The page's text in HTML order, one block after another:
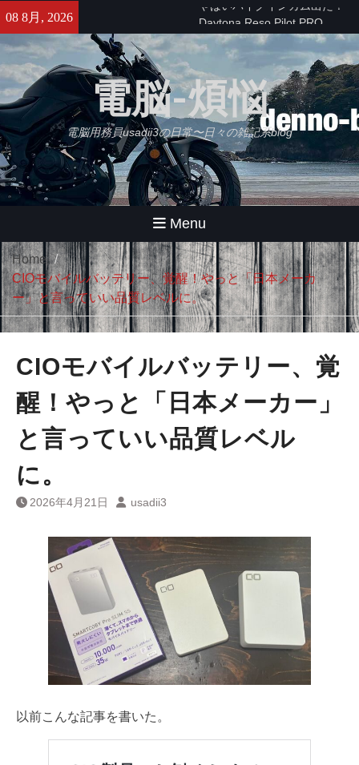
content
08 8月, 2026
せっかくなのでObsidianをもう
少し使ってみる・・・【追記】
と、思ったけどやっぱムリ。
久々にB2さんとラーメンツー
やばいバイクインカム出た！
Daytona Reso Pilot PRO
電脳-煩悩
電脳用務員usadii3の日常〜日々の雑記系blog
Menu
Home
CIOモバイルバッテリー、覚醒！やっと「日本メーカ
ー」と言っていい品質レベルに。
CIOモバイルバッテリー、覚
醒！やっと「日本メーカー」
と言っていい品質レベル
に。
2026年4月21日 usadii3
以前こんな記事を書いた。